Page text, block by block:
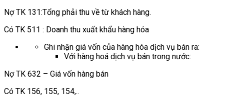
Nợ TK 131:Tổng phải thu về từ khách hàng.
Có TK 511 : Doanh thu xuất khẩu hàng hóa
Ghi nhận giá vốn của hàng hóa dịch vụ bán ra:
Với hàng hoá dịch vụ bán trong nước:
Nợ TK 632 – Giá vốn hàng bán
Có TK 156, 155, 154,..